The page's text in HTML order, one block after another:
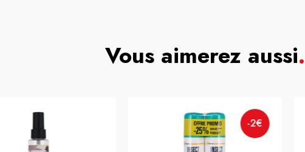
Vous aimerez aussi.
-2€